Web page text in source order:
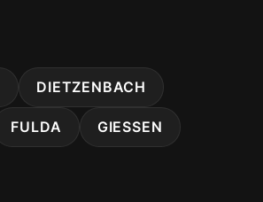
DIETZENBACH
FULDA GIESSEN